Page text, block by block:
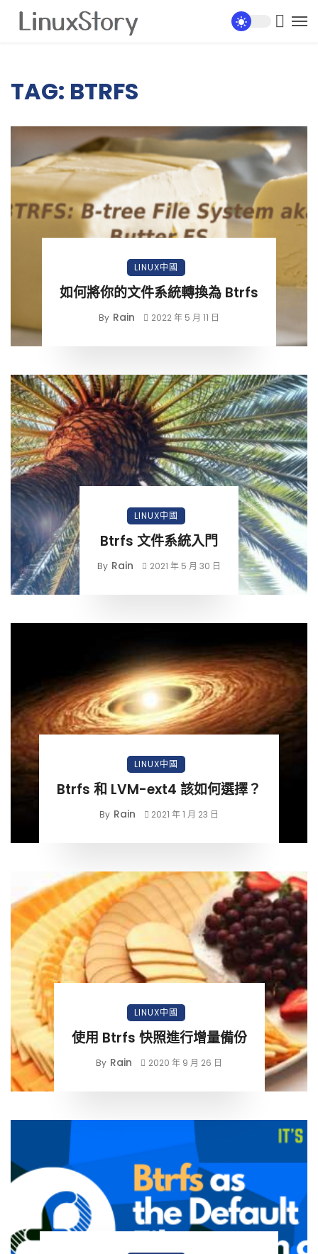
TAG: BTRFS
LINUX中國
如何將你的文件系統轉換為 Btrfs
By Rain 2022 年 5 月 11 日
LINUX中國
Btrfs 文件系統入門
By Rain 2021 年 5 月 30 日
LINUX中國
Btrfs 和 LVM-ext4 該如何選擇？
By Rain 2021 年 1 月 23 日
LINUX中國
使用 Btrfs 快照進行增量備份
By Rain 2020 年 9 月 26 日